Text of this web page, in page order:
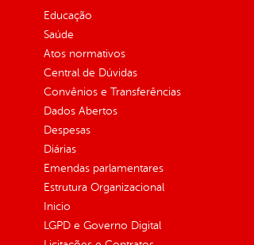
Educação
Saúde
Atos normativos
Central de Dúvidas
Convênios e Transferências
Dados Abertos
Despesas
Diárias
Emendas parlamentares
Estrutura Organizacional
Inicio
LGPD e Governo Digital